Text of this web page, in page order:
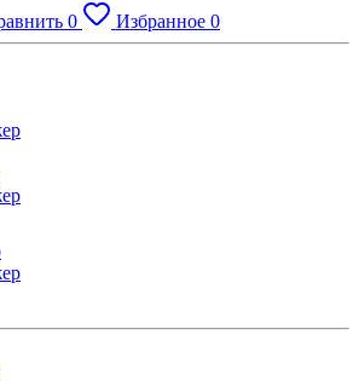
0 Избранное 0